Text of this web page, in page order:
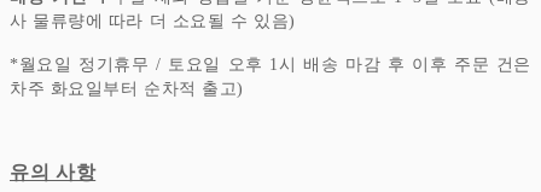
사 물류량에 따라 더 소요될 수 있음)
* 월요일 정기휴무 / 토요일 오후 1시 배송 마감 후 이후 주문 건은
차주 화요일부터 순차적 출고)
유의 사항